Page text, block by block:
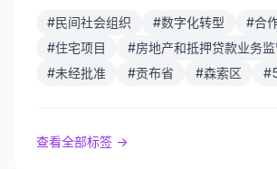
#民间社会组织 #数字化转型 #合
#住宅项目 #房地产和抵押贷款业务
#未经批准 #贡布省 #森索区 #
查看全部标签 →